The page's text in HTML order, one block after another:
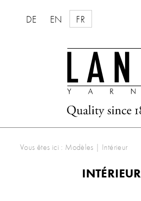
DE EN FR
Vous êtes ici : Modèles | Intérieur
INTÉRIEUR